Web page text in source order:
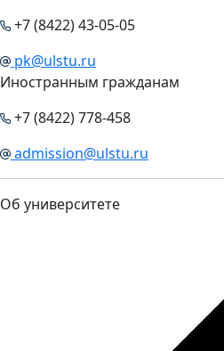
+7 (8422) 43-05-05
pk@ulstu.ru
Иностранным гражданам
+7 (8422) 778-458
admission@ulstu.ru
Об университете